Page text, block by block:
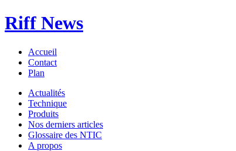
Riff News
Accueil
Contact
Plan
Actualités
Technique
Produits
Nos derniers articles
Glossaire des NTIC
A propos